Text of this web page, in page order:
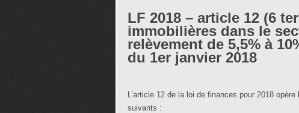
LF 2018 – article 12 (6
immobilières dans le
relèvement de 5,5% à
du 1er janvier 2018
L’article 12 de la loi de finances pour 2018
suivants :